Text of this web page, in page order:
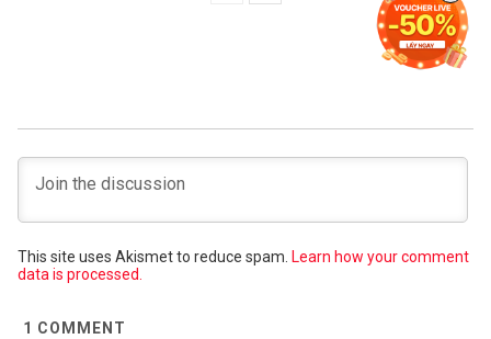
This site uses Akismet to reduce spam. Learn how your comment
data is processed.
1 COMMENT